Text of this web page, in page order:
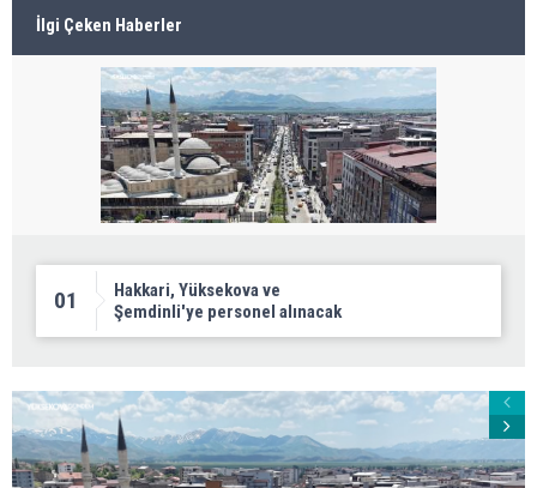
İlgi Çeken Haberler
01
Hakkari, Yüksekova ve
Şemdinli'ye personel alınacak